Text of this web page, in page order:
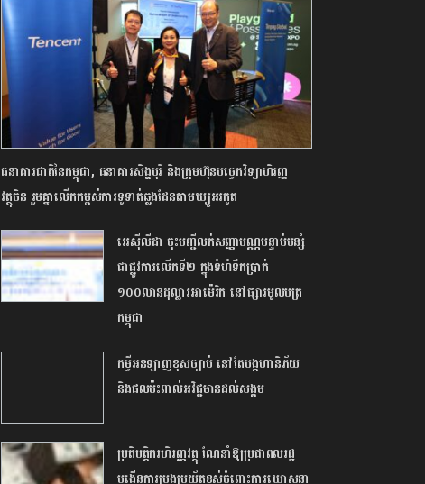
ធនាគារជាតិនៃកម្ពុជា, ធនាគារសិង្ហបុរី និងក្រុមហ៊ុនបច្ចេកវិទ្យាហិរញ្ញ
វត្ថុចិន រួមគ្នាលើកកម្ពស់ការទូទាត់ឆ្លងដែនតាមឃ្យូអរកូត
អេស៊ីលីដា​​ ចុះបញ្ជីលក់​សញ្ញា​បណ្ណបន្ទាប់​បន្សំ​
ជាផ្លូវការលើ​កទី២ ​ក្នុងទំហំទឹកប្រាក់​
១០០លានដុល្លារអាម៉េរិក​ នៅផ្សារ​មូលប​ត្រ​
កម្ពុជា​
កម្ចីអនឡាញខុសច្បាប់ នៅតែបង្កហានិភ័យ
និងផលប៉ះពាល់អវិជ្ជមានដល់សង្គម
ប្រតិបត្តិករហិរញ្ញវត្ថុ ណែនាំឱ្យប្រជាពលរដ្ឋ
បង្កើនការប្រុងប្រយ័ត្នខ្ពស់ចំពោះការឃោសនា